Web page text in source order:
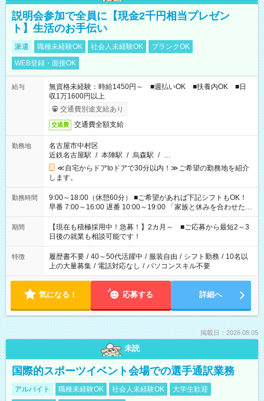
説明会参加で全員に【現金2千円相当プレゼン
ト】生活のお手伝い
派遣 職種未経験OK 社会人未経験OK
ブランクOK
WEB登録・面接OK
給与
無資格未経験：時給1450円～ ■週払いOK ■扶養内OK ■日
収1万1600円以上
交通費別途支給あり
交通費 交通費全額支給
勤務地
名古屋市中村区
近鉄名古屋駅 / 本陣駅 / 烏森駅 / …
≪自宅からドアtoドアで30分以内！≫ご希望の勤務地を紹介
します。
勤務時間
9:00～18:00（休憩60分） ■ご希望があれば下記シフトもOK！
早番 7:00～16:00 遅番 10:00～19:00 「家族と休みを合わせた
い」 「余裕を持って夕飯の準備がしたい」 「できれば残業はし
たくない」 など、ご希望を教えてくださいね。 ※Wワーク希望
の方へ 今ご覧のお仕事で希望する勤務時間と、もう1つのお仕事
の勤務時間。 合計で週40時間を超える場合は応募できません。
期間
【現在も積極採用中！急募！】2カ月～ ■ご応募から最短2～3
日後の就業も相談可能です！
特徴 履歴書不要 / 40～50代活躍中 / 服装自由 / シフト勤務 / 10名以
上の大量募集 / 電話対応なし / パソコンスキル不要
気になる！ 応募する 詳細へ
掲載日：2026.08.05
未読
国際的スポーツイベント会場での選手通訳業務
アルバイト 職種未経験OK 社会人未経験OK
大学生歓迎